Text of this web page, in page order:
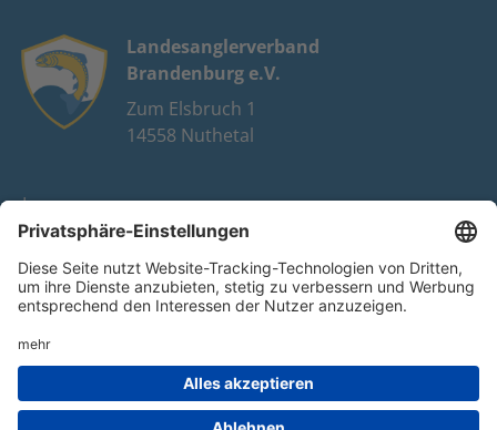
Landesanglerverband
Brandenburg e.V.
Zum Elsbruch 1
14558 Nuthetal
Impressum
Datenschutz
FAQ